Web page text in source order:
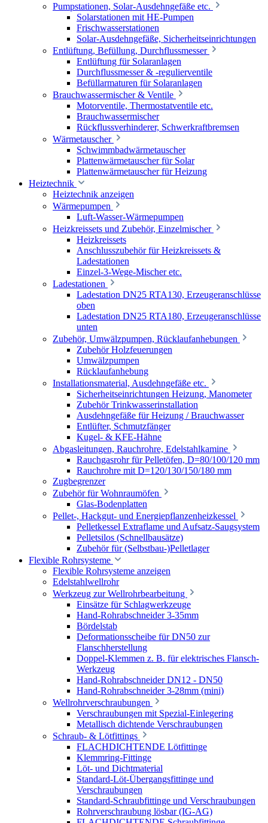
Pumpstationen, Solar-Ausdehngefäße etc.
Solarstationen mit HE-Pumpen
Frischwasserstationen
Solar-Ausdehngefäße, Sicherheitseinrichtungen
Entlüftung, Befüllung, Durchflussmesser
Entlüftung für Solaranlagen
Durchflussmesser & -regulierventile
Befüllarmaturen für Solaranlagen
Brauchwassermischer & Ventile
Motorventile, Thermostatventile etc.
Brauchwassermischer
Rückflussverhinderer, Schwerkraftbremsen
Wärmetauscher
Schwimmbadwärmetauscher
Plattenwärmetauscher für Solar
Plattenwärmetauscher für Heizung
Heiztechnik
Heiztechnik anzeigen
Wärmepumpen
Luft-Wasser-Wärmepumpen
Heizkreissets und Zubehör, Einzelmischer
Heizkreissets
Anschlusszubehör für Heizkreissets &
Ladestationen
Einzel-3-Wege-Mischer etc.
Ladestationen
Ladestation DN25 RTA130, Erzeugeranschlüsse
oben
Ladestation DN25 RTA180, Erzeugeranschlüsse
unten
Zubehör, Umwälzpumpen, Rücklaufanhebungen
Zubehör Holzfeuerungen
Umwälzpumpen
Rücklaufanhebung
Installationsmaterial, Ausdehngefäße etc.
Sicherheitseinrichtungen Heizung, Manometer
Zubehör Trinkwasserinstallation
Ausdehngefäße für Heizung / Brauchwasser
Entlüfter, Schmutzfänger
Kugel- & KFE-Hähne
Abgasleitungen, Rauchrohre, Edelstahlkamine
Rauchgasrohr für Pelletöfen, D=80/100/120 mm
Rauchrohre mit D=120/130/150/180 mm
Zugbegrenzer
Zubehör für Wohnraumöfen
Glas-Bodenplatten
Pellet-, Hackgut- und Energiepflanzenheizkessel
Pelletkessel Extraflame und Aufsatz-Saugsystem
Pelletsilos (Schnellbausätze)
Zubehör für (Selbstbau-)Pelletlager
Flexible Rohrsysteme
Flexible Rohrsysteme anzeigen
Edelstahlwellrohr
Werkzeug zur Wellrohrbearbeitung
Einsätze für Schlagwerkzeuge
Hand-Rohrabschneider 3-35mm
Bördelstab
Deformationsscheibe für DN50 zur
Flanschherstellung
Doppel-Klemmen z. B. für elektrisches Flansch-
Werkzeug
Hand-Rohrabschneider DN12 - DN50
Hand-Rohrabschneider 3-28mm (mini)
Wellrohrverschraubungen
Verschraubungen mit Spezial-Einlegering
Metallisch dichtende Verschraubungen
Schraub- & Lötfittings
FLACHDICHTENDE Lötfittinge
Klemmring-Fittinge
Löt- und Dichtmaterial
Standard-Löt-Übergangsfittinge und
Verschraubungen
Standard-Schraubfittinge und Verschraubungen
Rohrverschraubung lösbar (IG-AG)